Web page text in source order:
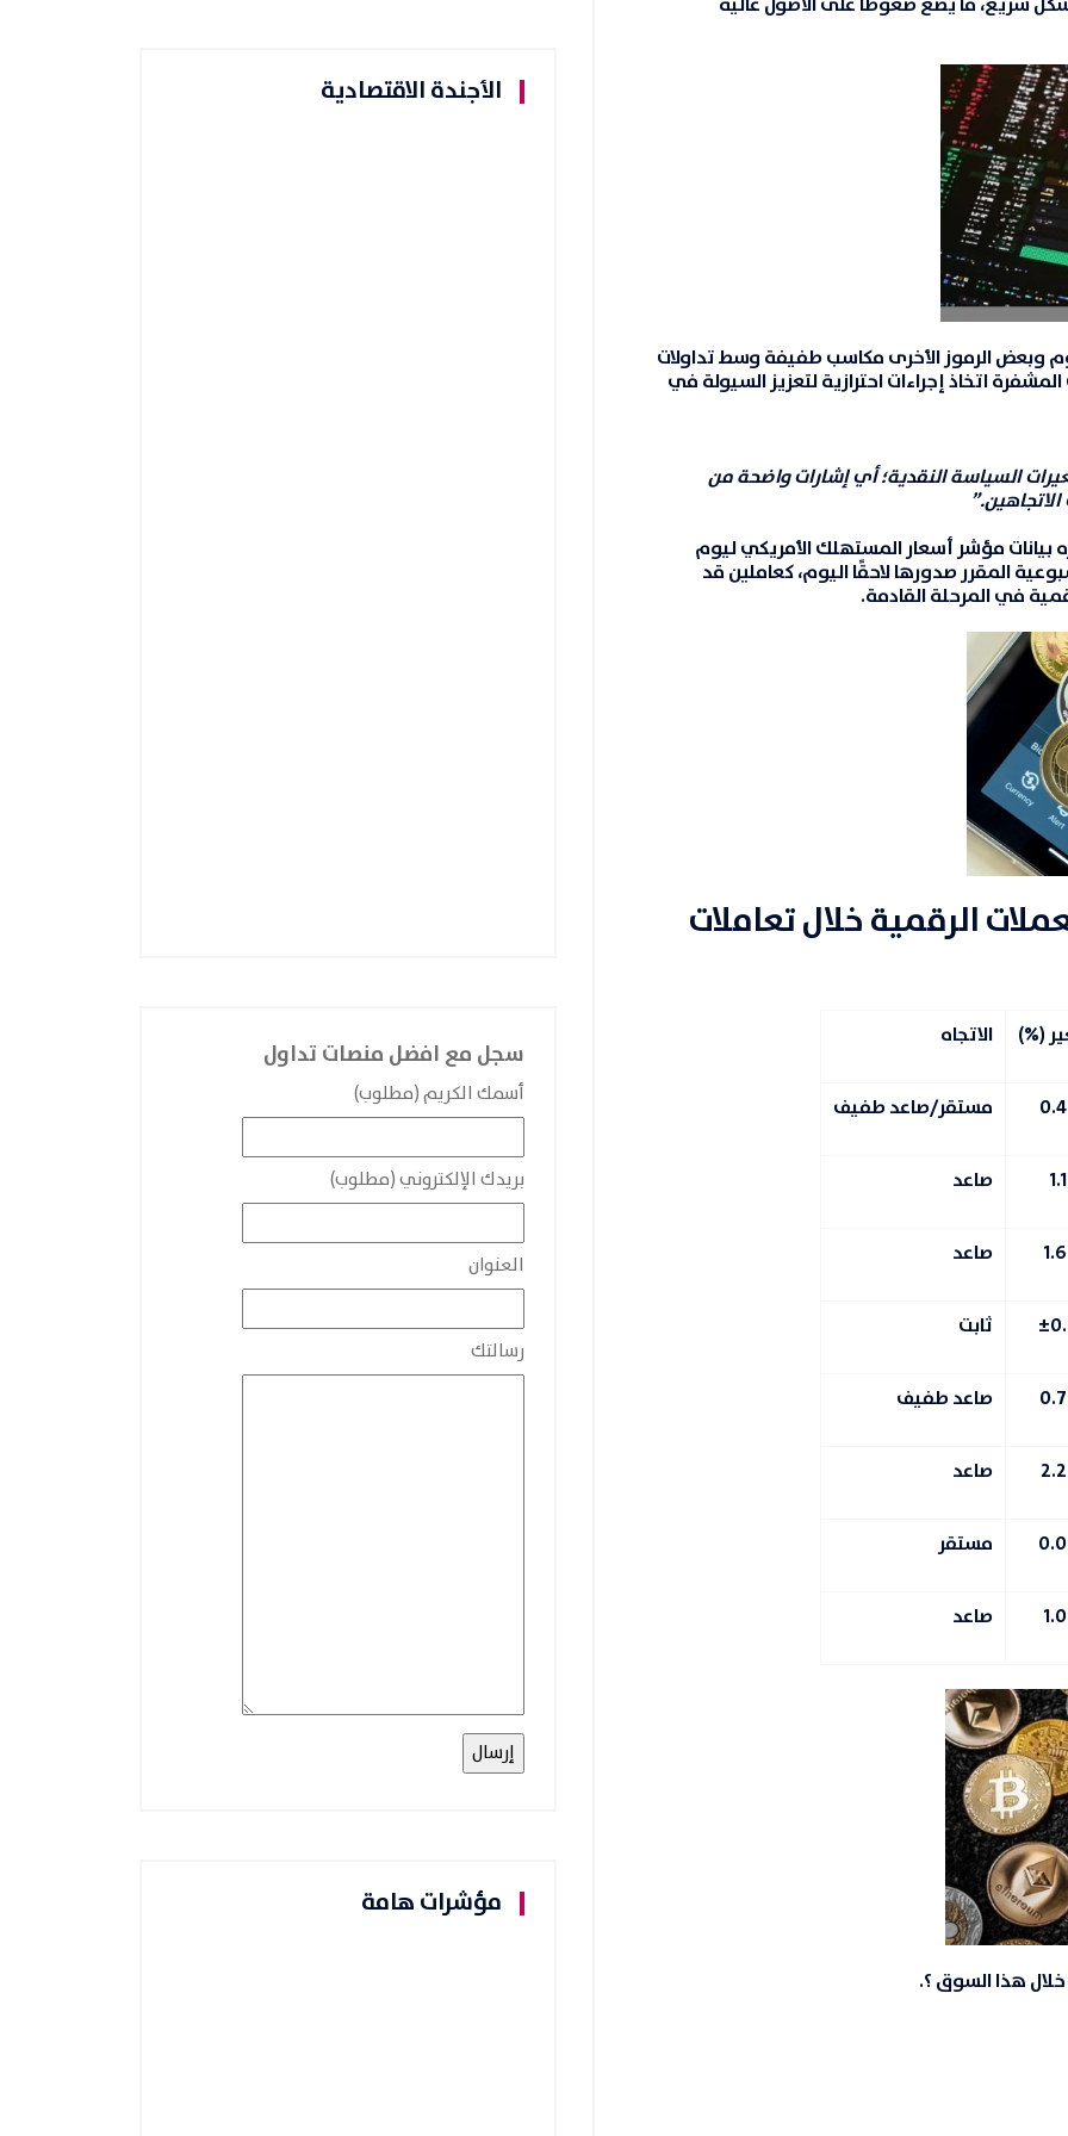
وبعض الرموز الأخرى مكاسب طفيفة وسط تداولات
اتخاذ إجراءات احترازية لتعزيز السيولة في
السياسة النقدية؛ أي إشارات واضحة من
مؤشر أسعار المستهلك الأمريكي ليوم
المقرر صدورها لاحقًا اليوم، كعاملين قد
في المرحلة القادمة.
الرقمية خلال تعاملات
(%) الاتجاه
مستقر/صاعد طفيف
صاعد
صاعد
ثابت
صاعد طفيف
صاعد
مستقر
صاعد
هذا السوق ؟.
الأجندة الاقتصادية
سجل مع افضل منصات تداول
أسمك الكريم (مطلوب)
بريدك الإلكتروني (مطلوب)
العنوان
رسالتك
مؤشرات هامة